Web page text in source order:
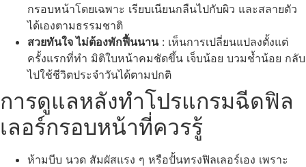
กรอบหน้าโดยเฉพาะ เรียบเนียนกลืนไปกับผิว และสลายตัว
ได้เองตามธรรมชาติ
สวยทันใจ ไม่ต้องพักฟื้นนาน: เห็นการเปลี่ยนแปลงตั้งแต่
ครั้งแรกที่ทำ มิติใบหน้าคมชัดขึ้น เจ็บน้อย บวมช้ำน้อย กลับ
ไปใช้ชีวิตประจำวันได้ตามปกติ
การดูแลหลังทำโปรแกรมฉีดฟิล
เลอร์กรอบหน้าที่ควรรู้
ห้ามบีบ นวด สัมผัสแรง ๆ หรือปั้นทรงฟิลเลอร์เอง เพราะ